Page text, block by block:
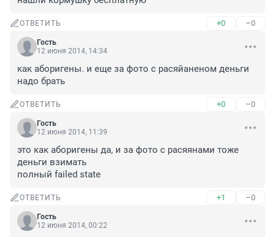
ОТВЕТИТЬ +0 –0
Гость
12 июня 2014, 14:34
как аборигены. и еще за фото с расяйаненом деньги
надо брать
ОТВЕТИТЬ +0 –0
Гость
12 июня 2014, 11:39
это как аборигены да, и за фото с расяянами тоже
деньги взимать
полный failed state
ОТВЕТИТЬ +1 –0
Гость
12 июня 2014, 00:22